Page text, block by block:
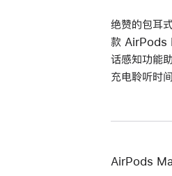
绝赞的包耳
款 AirPods
话感知功能
充电聆听时
AirPods